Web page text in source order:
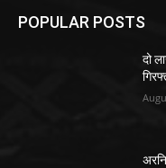
POPULAR POSTS
दो